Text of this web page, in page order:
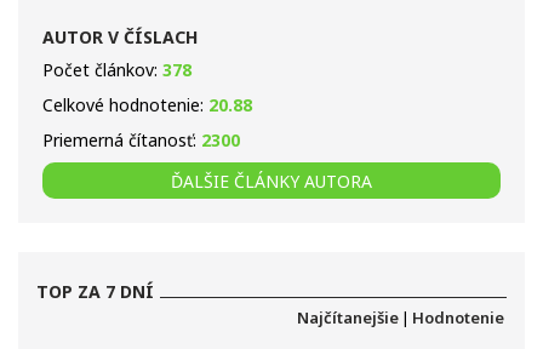
AUTOR V ČÍSLACH
Počet článkov: 378
Celkové hodnotenie: 20.88
Priemerná čítanosť: 2300
ĎALŠIE ČLÁNKY AUTORA
TOP ZA 7 DNÍ
Najčítanejšie | Hodnotenie